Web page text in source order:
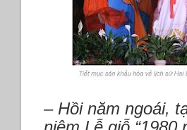
– Hồi năm ngoái,